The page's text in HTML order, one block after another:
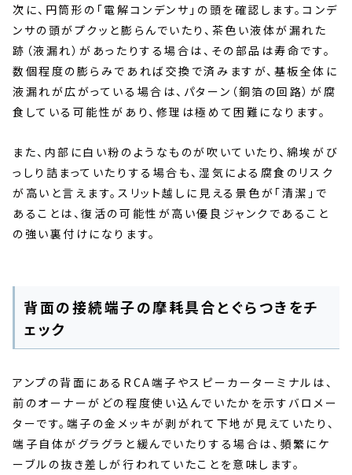
次に、円筒形の「電解コンデンサ」の頭を確認します。コンデ
ンサの頭がプクッと膨らんでいたり、茶色い液体が漏れた
跡（液漏れ）があったりする場合は、その部品は寿命です。
数個程度の膨らみであれば交換で済みますが、基板全体に
液漏れが広がっている場合は、パターン（銅箔の回路）が腐
食している可能性があり、修理は極めて困難になります。
また、内部に白い粉のようなものが吹いていたり、綿埃がび
っしり詰まっていたりする場合も、湿気による腐食のリスク
が高いと言えます。スリット越しに見える景色が「清潔」で
あることは、復活の可能性が高い優良ジャンクであること
の強い裏付けになります。
背面の接続端子の摩耗具合とぐらつきをチ
ェック
アンプの背面にあるRCA端子やスピーカーターミナルは、
前のオーナーがどの程度使い込んでいたかを示すバロメー
ターです。端子の金メッキが剥がれて下地が見えていたり、
端子自体がグラグラと緩んでいたりする場合は、頻繁にケ
ーブルの抜き差しが行われていたことを意味します。